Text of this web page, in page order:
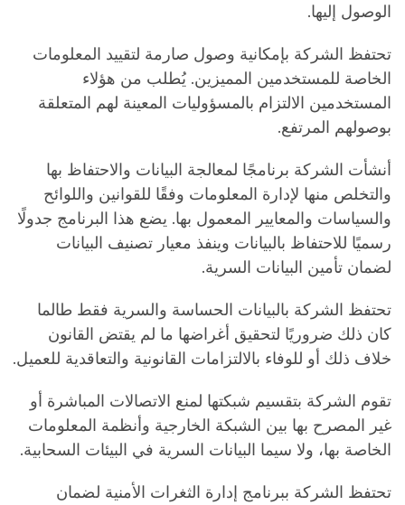
الوصول إليها.
تحتفظ الشركة بإمكانية وصول صارمة لتقييد المعلومات
الخاصة للمستخدمين المميزين. يُطلب من هؤلاء
المستخدمين الالتزام بالمسؤوليات المعينة لهم المتعلقة
بوصولهم المرتفع.
أنشأت الشركة برنامجًا لمعالجة البيانات والاحتفاظ بها
والتخلص منها لإدارة المعلومات وفقًا للقوانين واللوائح
والسياسات والمعايير المعمول بها. يضع هذا البرنامج جدولًا
رسميًا للاحتفاظ بالبيانات وينفذ معيار تصنيف البيانات
لضمان تأمين البيانات السرية.
تحتفظ الشركة بالبيانات الحساسة والسرية فقط طالما
كان ذلك ضروريًا لتحقيق أغراضها ما لم يقتض القانون
خلاف ذلك أو للوفاء بالالتزامات القانونية والتعاقدية للعميل.
تقوم الشركة بتقسيم شبكتها لمنع الاتصالات المباشرة أو
غير المصرح بها بين الشبكة الخارجية وأنظمة المعلومات
الخاصة بها، ولا سيما البيانات السرية في البيئات السحابية.
تحتفظ الشركة ببرنامج إدارة الثغرات الأمنية لضمان